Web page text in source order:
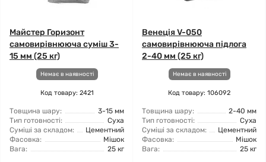
Майстер Горизонт
самовирівнююча суміш 3-
15 мм (25 кг)
Немає в наявності
Код товару: 2421
Товщина шару:
3-15 мм
Тип готовності:
Суха
Суміші за складом:
Цементний
Фасовка:
Мішок
Вага:
25 кг
Венеція V-050
самовирівнююча підлога
2-40 мм (25 кг)
Немає в наявності
Код товару: 106092
Товщина шару:
2-40 мм
Тип готовності:
Суха
Суміші за складом:
Цементний
Фасовка:
Мішок
Вага:
25 кг